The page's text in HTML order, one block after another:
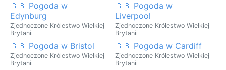
🇬🇧 Pogoda w
Edynburg
Zjednoczone Królestwo Wielkiej
Brytanii
🇬🇧 Pogoda w
Liverpool
Zjednoczone Królestwo Wielkiej
Brytanii
🇬🇧 Pogoda w Bristol
Zjednoczone Królestwo Wielkiej
Brytanii
🇬🇧 Pogoda w Cardiff
Zjednoczone Królestwo Wielkiej
Brytanii